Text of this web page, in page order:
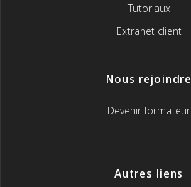
Tutoriaux
Extranet client
Nous rejoindre
Devenir formateur
Autres liens